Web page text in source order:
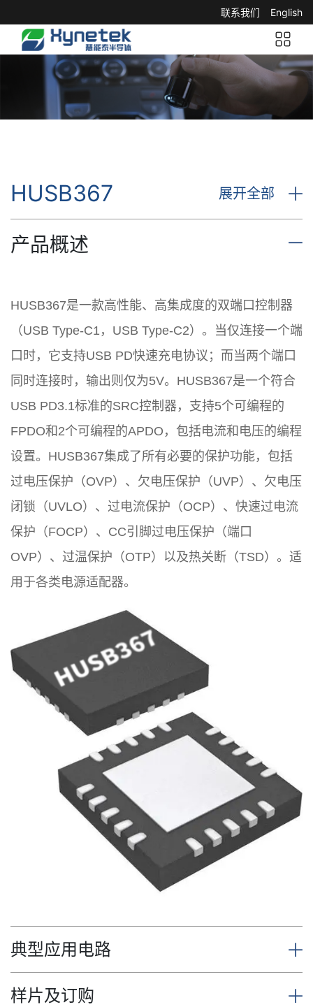
联系我们 English
HUSB367 展开全部
产品概述
HUSB367是一款高性能、高集成度的双端口控制器
（USB Type-C1，USB Type-C2）。当仅连接一个端
口时，它支持USB PD快速充电协议；而当两个端口
同时连接时，输出则仅为5V。HUSB367是一个符合
USB PD3.1标准的SRC控制器，支持5个可编程的
FPDO和2个可编程的APDO，包括电流和电压的编程
设置。HUSB367集成了所有必要的保护功能，包括
过电压保护（OVP）、欠电压保护（UVP）、欠电压
闭锁（UVLO）、过电流保护（OCP）、快速过电流
保护（FOCP）、CC引脚过电压保护（端口
OVP）、过温保护（OTP）以及热关断（TSD）。适
用于各类电源适配器。
典型应用电路
样片及订购